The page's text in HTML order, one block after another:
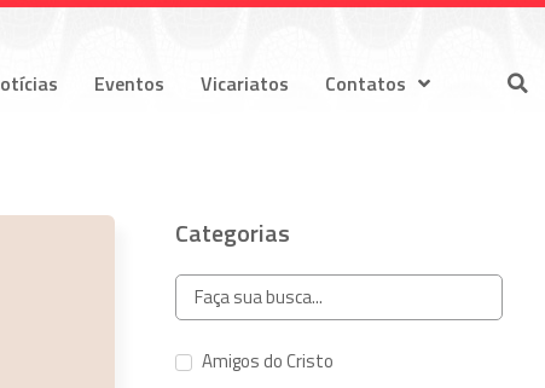
Eventos Vicariatos Contatos
Categorias
Amigos do Cristo